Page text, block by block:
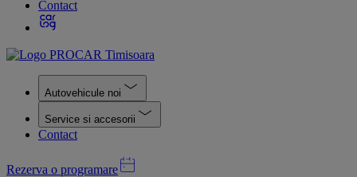
Contact
Autovehicule noi
Service si accesorii
Contact
Rezerva o programare